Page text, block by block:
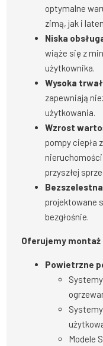
optymalne
zimą, jak i
Niska
wiąże się z
użytkownika.
Wysoka
zapewniają
użytkowania.
Wzrost
pompy ciepła
przyszłej
projektowane
bezgłośnie.
Oferujemy montaż
Powietrzne
Modele